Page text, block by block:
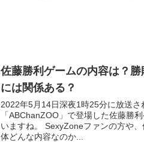
佐藤勝利ゲームの内容は？
には関係ある？
2022年5月14日深夜1時25分に放送
「ABChanZOO」で登場した佐藤勝
いますね。 SexyZoneファンの方や、佐藤勝利さんのファンの方は一
体どんな内容なのか...